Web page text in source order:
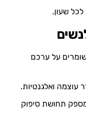
לכל שעון.
על ערכם
עוצמה ואלגנטיות.
תחושת סיפוק